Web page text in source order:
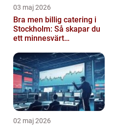
03 maj 2026
Bra men billig catering i
Stockholm: Så skapar du
ett minnesvärt
02 maj 2026